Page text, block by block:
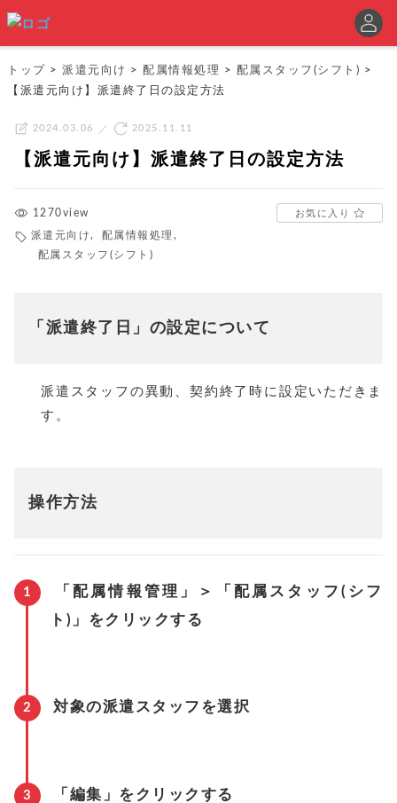
トップ > 派遣元向け > 配属情報処理 > 配属スタッフ(シフト) >
【派遣元向け】派遣終了日の設定方法
2024.03.06 2025.11.11
【派遣元向け】派遣終了日の設定方法
1270view
派遣元向け, 配属情報処理 ,
配属スタッフ(シフト)
お気に入り
「派遣終了日」の設定について
派遣スタッフの異動、契約終了時に設定いただきま
す。
操作方法
「配属情報管理」＞「配属スタッフ(シフ
ト)」をクリックする
対象の派遣スタッフを選択
「編集」をクリックする